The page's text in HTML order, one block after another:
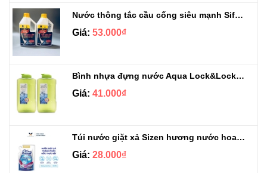
Nước thông tắc cầu cống siêu mạnh Sifa 1.4kg
Giá: 53.000₫
Bình nhựa đựng nước Aqua Lock&Lock 2.1L
Giá: 41.000₫
Túi nước giặt xả Sizen hương nước hoa 500 ml
Giá: 28.000₫